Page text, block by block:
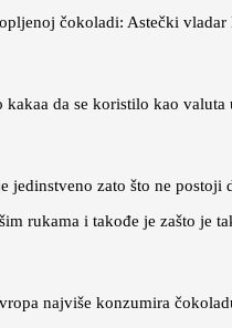
čokoladi: Astečki
da se koristilo kao
jedinstveno zato što ne
rukama i takođe je zašto je
najviše konzumira